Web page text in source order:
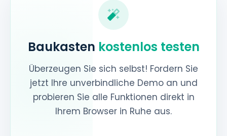
Baukasten kostenlos testen
Überzeugen Sie sich selbst! Fordern Sie
jetzt Ihre unverbindliche Demo an und
probieren Sie alle Funktionen direkt in
Ihrem Browser in Ruhe aus.